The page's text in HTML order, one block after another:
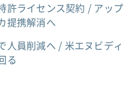
許ライセンス契約 / アップ
提携解消へ
人員削減へ / 米エヌビディ
る